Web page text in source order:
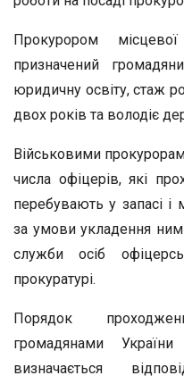
Прокурором
призначений
юридичну освіту, стаж
двох років та володіє
Військовими
числа офіцерів, які
перебувають у запасі
за умови укладення
служби осіб
прокуратурі.
Порядок
громадянами
визначається